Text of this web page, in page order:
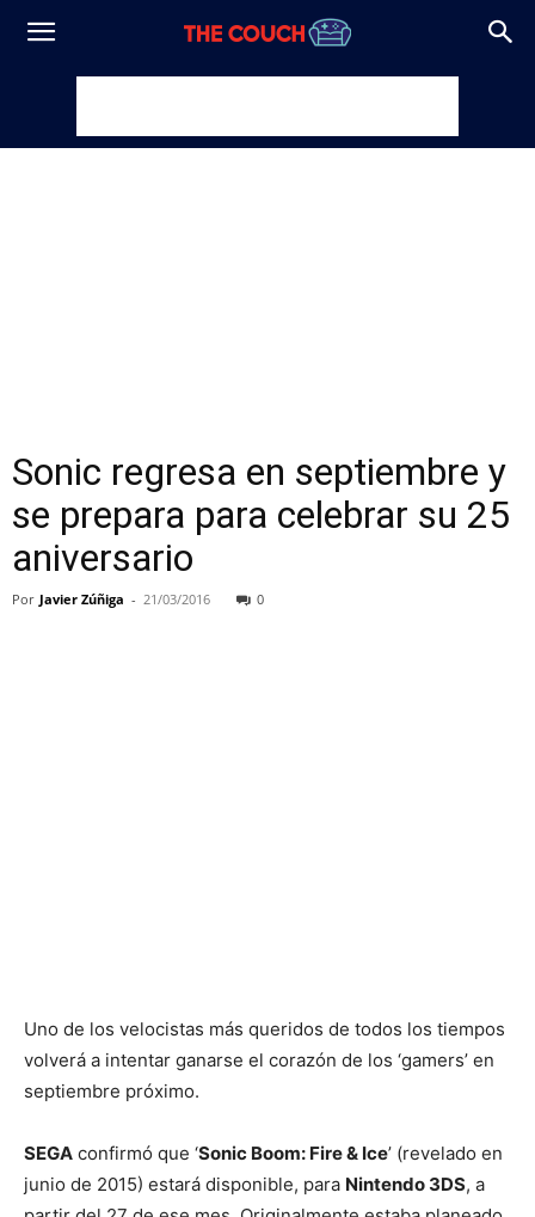
Sonic regresa en septiembre y
se prepara para celebrar su 25
aniversario
Por Javier Zúñiga - 21/03/2016 0
Uno de los velocistas más queridos de todos los tiempos
volverá a intentar ganarse el corazón de los ‘gamers’ en
septiembre próximo.
SEGA confirmó que ‘Sonic Boom: Fire & Ice’ (revelado en
junio de 2015) estará disponible, para Nintendo 3DS, a